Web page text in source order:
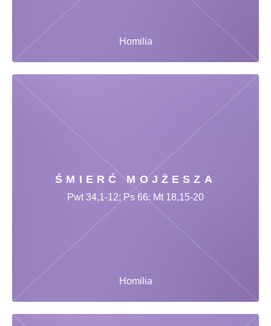
Homilia
ŚMIERĆ MOJŻESZA
Homilia
Pwt 34,1-12; Ps 66: Mt 18,15-20